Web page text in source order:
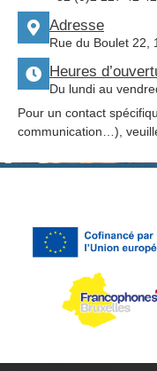
Adresse
Rue du Boulet 22,
Heures
Du lundi au
Pour un contact
communication…),